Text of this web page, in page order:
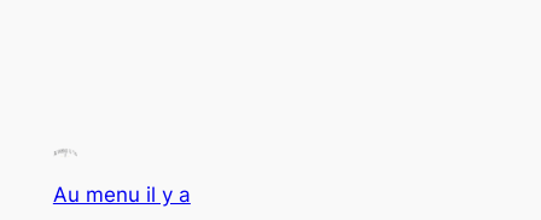
Au menu il y a